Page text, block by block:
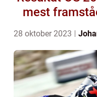
mest
28 oktober 2023